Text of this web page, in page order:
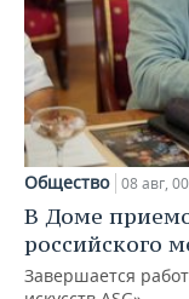
Общество 08 авг,
В Доме
российского
Завершается